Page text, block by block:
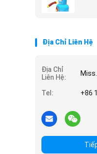
Địa Chỉ Liên Hệ
Địa Chỉ
Liên Hệ:
Tel: +86